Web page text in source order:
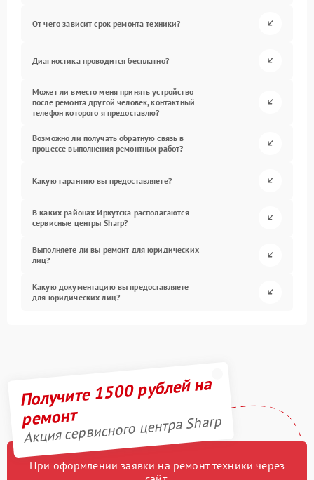
От чего зависит срок ремонта техники?
Диагностика проводится бесплатно?
Может ли вместо меня принять устройство
после ремонта другой человек, контактный
телефон которого я предоставлю?
Возможно ли получать обратную связь в
процессе выполнения ремонтных работ?
Какую гарантию вы предоставляете?
В каких районах Иркутска располагаются
сервисные центры Sharp?
Выполняете ли вы ремонт для юридических
лиц?
Какую документацию вы предоставляете
для юридических лиц?
Получите 1500 рублей на
ремонт
Акция сервисного центра Sharp
При оформлении заявки на ремонт техники через